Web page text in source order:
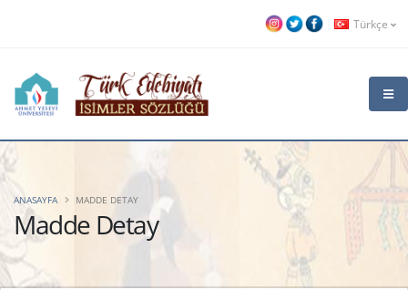
Türkçe
Madde Detay
ANASAYFA MADDE DETAY